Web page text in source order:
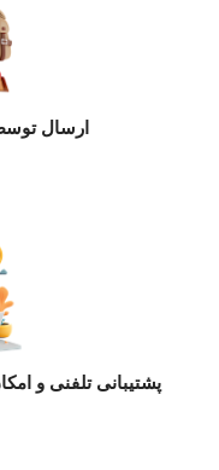
ارسال
پشتیبانی تلفنی و